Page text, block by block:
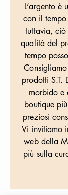
L’argento è
con il
tuttavia, ciò
qualità del
tempo
prodotti S.T.
morbido e
boutique
preziosi
Vi invitiamo
web della
più sulla